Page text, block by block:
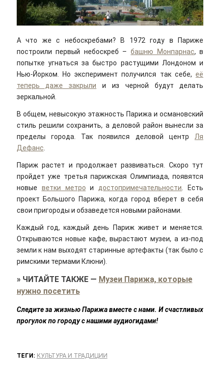
А что же с небоскребами? В 1972 году в Париже
построили первый небоскреб –башню Монпарнас, в
попытке угнаться за быстро растущими Лондоном и
Нью-Йорком. Но эксперимент получился так себе,её
теперь даже закрыли и из черной будут делать
зеркальной.
В общем, невысокую этажность Парижа и османовский
стиль решили сохранить, а деловой район вынесли за
пределы города. Так появился деловой центр Ля
Дефанс
Париж растет и продолжает развиваться. Скоро тут
пройдет уже третья парижская Олимпиада, появятся
новые ветки метро и достопримечательности . Есть
проект Большого Парижа, когда город вберет в себя
свои пригороды и обзаведется новыми районами.
Каждый год, каждый день Париж живет и меняется.
Открываются новые кафе, вырастают музеи, а из-под
земли к нам выходят старинные артефакты (так было с
римскими термами Клюни).
» ЧИТАЙТЕ ТАКЖЕ— Музеи Парижа, которые
нужно посетить
Следите за жизнью Парижа вместе с нами. И счастливых
прогулок по городу с нашими аудиогидами!
ТЕГИ: КУЛЬТУРА И ТРАДИЦИИ